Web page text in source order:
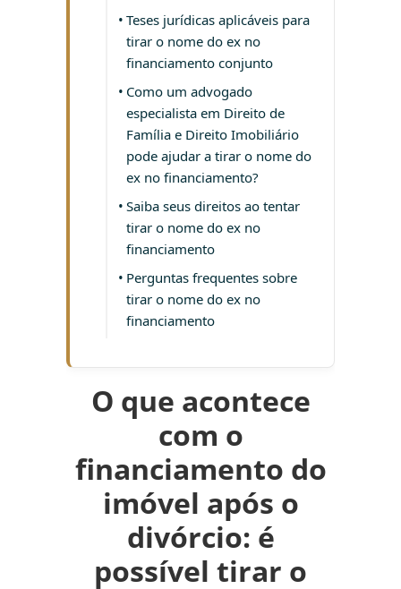
Teses jurídicas aplicáveis para
tirar o nome do ex no
financiamento conjunto
Como um advogado
especialista em Direito de
Família e Direito Imobiliário
pode ajudar a tirar o nome do
ex no financiamento?
Saiba seus direitos ao tentar
tirar o nome do ex no
financiamento
Perguntas frequentes sobre
tirar o nome do ex no
financiamento
O que acontece
com o
financiamento do
imóvel após o
divórcio: é
possível tirar o